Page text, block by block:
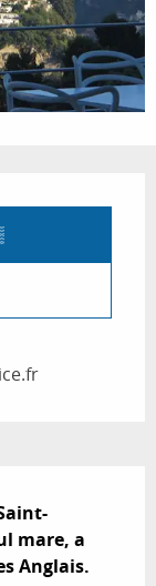
mare, a
Anglais.